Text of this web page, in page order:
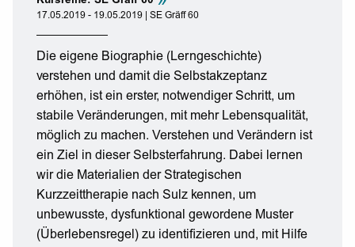
17.05.2019 - 19.05.2019 | SE Gräff 60
Die eigene Biographie (Lerngeschichte)
verstehen und damit die Selbstakzeptanz
erhöhen, ist ein erster, notwendiger Schritt, um
stabile Veränderungen, mit mehr Lebensqualität,
möglich zu machen. Verstehen und Verändern ist
ein Ziel in dieser Selbsterfahrung. Dabei lernen
wir die Materialien der Strategischen
Kurzzeittherapie nach Sulz kennen, um
unbewusste, dysfunktional gewordene Muster
(Überlebensregel) zu identifizieren und, mit Hilfe